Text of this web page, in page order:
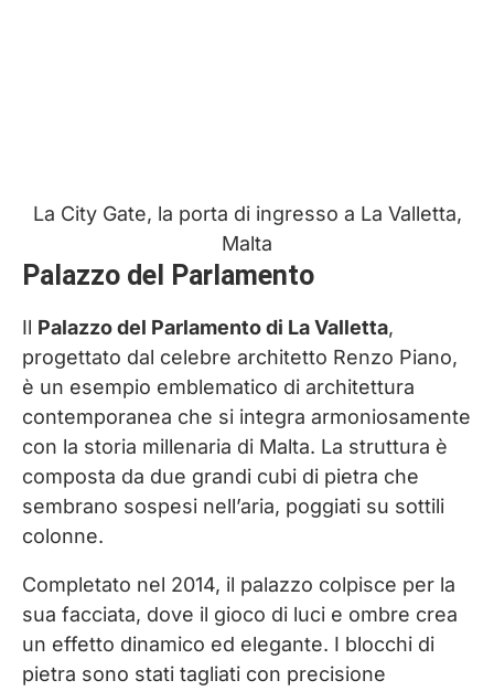
La City Gate, la porta di ingresso a La Valletta,
Malta
Palazzo del Parlamento
Il Palazzo del Parlamento di La Valletta,
progettato dal celebre architetto Renzo Piano,
è un esempio emblematico di architettura
contemporanea che si integra armoniosamente
con la storia millenaria di Malta. La struttura è
composta da due grandi cubi di pietra che
sembrano sospesi nell’aria, poggiati su sottili
colonne.
Completato nel 2014, il palazzo colpisce per la
sua facciata, dove il gioco di luci e ombre crea
un effetto dinamico ed elegante. I blocchi di
pietra sono stati tagliati con precisione